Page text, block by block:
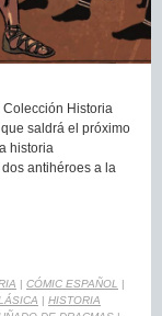
Colección Historia
saldrá el próximo
historia
antihéroes a la
| CÓMIC ESPAÑOL |
| HISTORIA